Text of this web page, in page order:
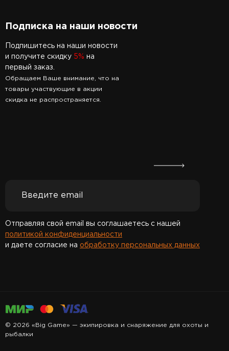
Подписка на наши новости
Подпишитесь на наши новости
и получите скидку 5% на
первый заказ.
Обращаем Ваше внимание, что на
товары участвующие в акции
скидка не распространяется.
Отправляя свой email вы соглашаетесь с нашей
политикой конфиденциальности
и даете согласие на обработку персональных данных
© 2026 «Big Game» — экипировка и снаряжение для охоты и
рыбалки